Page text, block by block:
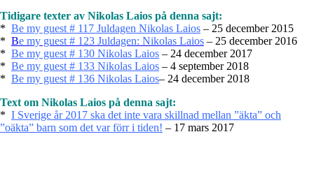
Tidigare texter av Nikolas Laios på denna sajt:
* Be my guest # 117 Juldagen Nikolas Laios – 25 december 2015
* Be my guest # 123 Juldagen: Nikolas Laios – 25 december 2016
* Be my guest # 130 Nikolas Laios – 24 december 2017
* Be my guest # 133 Nikolas Laios – 4 september 2018
* Be my guest # 136 Nikolas Laios– 24 december 2018
Text om Nikolas Laios på denna sajt:
* I Sverige år 2017 ska det inte vara skillnad mellan ”äkta” och
”oäkta” barn som det var förr i tiden! – 17 mars 2017